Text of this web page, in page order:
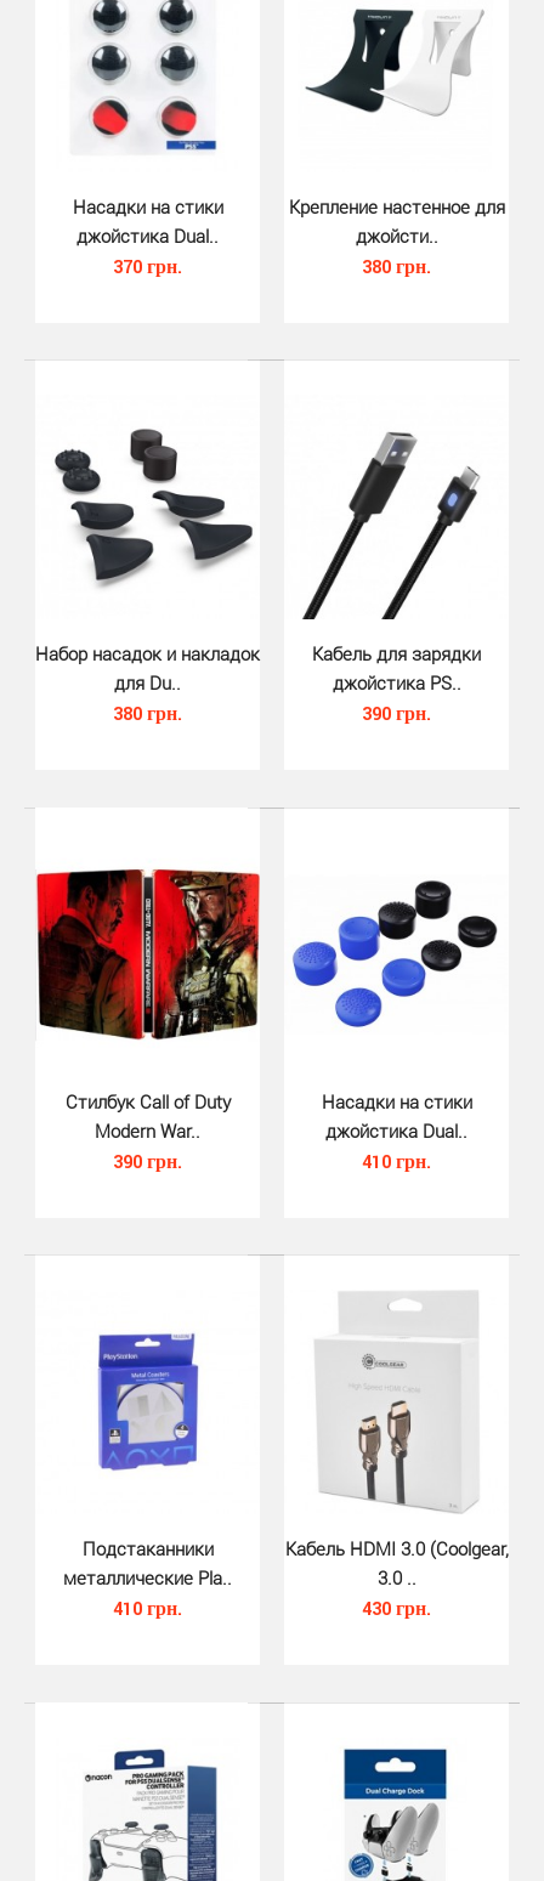
Эти накладки накладываются на на 4 кнопки: L2,R2, а
также левый и правый стики контроллера.&nbs..
Силиконовый защитный чехол для ..
330 грн.
Насадки на стики джойстика DS5 ..
333 грн.
Силиконовые насадки-джойстики обеспечивают
полный контроль, удобство и точность во время
видеоигр.Фу..
Насадки на стики
джойстика Dual..
370 грн.
Крепление настенное для
джойсти..
380 грн.
Набор насадок и накладок
для Du..
380 грн.
Кабель для зарядки
джойстика PS..
390 грн.
Стилбук Call of Duty
Modern War..
390 грн.
Насадки на стики
джойстика Dual..
410 грн.
Подстаканники
металлические Pla..
410 грн.
Кабель HDMI 3.0 (Coolgear,
3.0 ..
430 грн.